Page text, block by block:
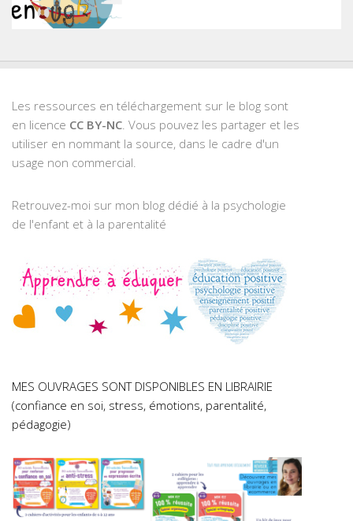
Les ressources en téléchargement sur le blog sont
en licence CC BY-NC. Vous pouvez les partager et les
utiliser en nommant la source, dans le cadre d'un
usage non commercial.
Retrouvez-moi sur mon blog dédié à la psychologie
de l'enfant et à la parentalité
MES OUVRAGES SONT DISPONIBLES EN LIBRAIRIE
(confiance en soi, stress, émotions, parentalité,
pédagogie)